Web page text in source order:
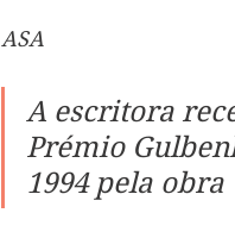
ASA
A escritora
Prémio
1994 pela obra